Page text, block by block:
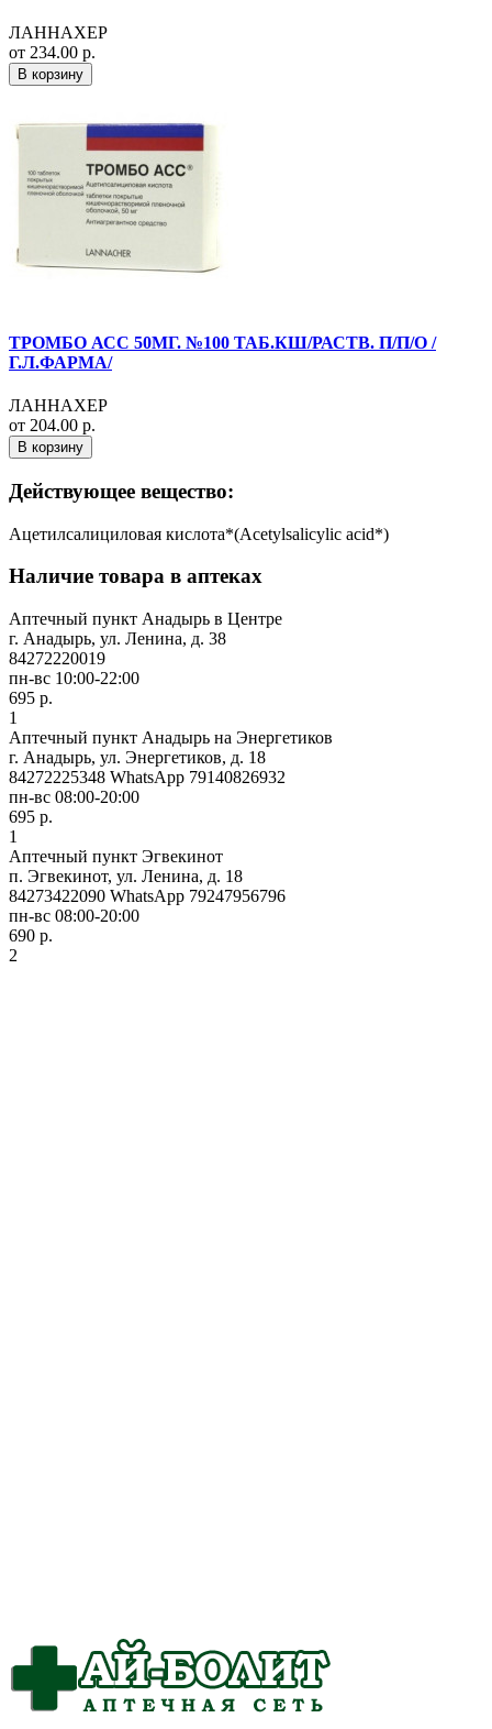
ЛАННАХЕР
от 234.00 р.
В корзину
ТРОМБО АСС 50МГ. №100 ТАБ.КШ/РАСТВ. П/П/О /
Г.Л.ФАРМА/
ЛАННАХЕР
от 204.00 р.
В корзину
Действующее вещество:
Ацетилсалициловая кислота*(Acetylsalicylic acid*)
Наличие товара в аптеках
Аптечный пункт Анадырь в Центре
г. Анадырь, ул. Ленина, д. 38
84272220019
пн-вс 10:00-22:00
695 р.
1
Аптечный пункт Анадырь на Энергетиков
г. Анадырь, ул. Энергетиков, д. 18
84272225348 WhatsApp 79140826932
пн-вс 08:00-20:00
695 р.
1
Аптечный пункт Эгвекинот
п. Эгвекинот, ул. Ленина, д. 18
84273422090 WhatsApp 79247956796
пн-вс 08:00-20:00
690 р.
2